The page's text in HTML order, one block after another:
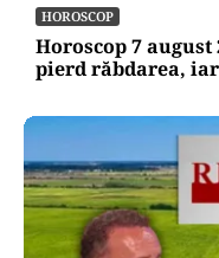
HOROSCOP
Horoscop 7
pierd răbdarea,